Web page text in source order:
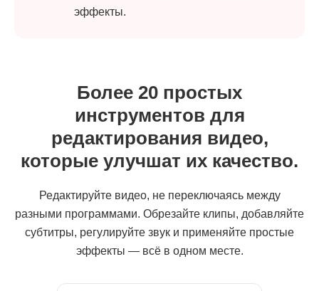
эффекты.
Более 20 простых
инструментов для
редактирования видео,
которые улучшат их качество.
Редактируйте видео, не переключаясь между
разными программами. Обрезайте клипы, добавляйте
субтитры, регулируйте звук и применяйте простые
эффекты — всё в одном месте.